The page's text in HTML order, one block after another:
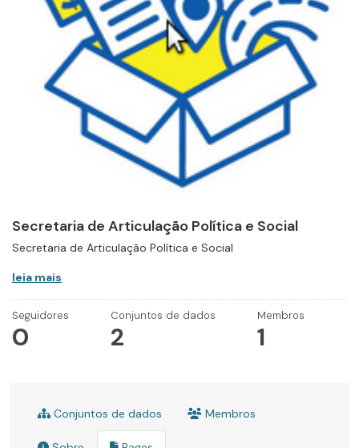
Secretaria de Articulação Política e Social
Secretaria de Articulação Política e Social
leia mais
Seguidores
0
Conjuntos de dados
2
Membros
1
Conjuntos de dados Membros